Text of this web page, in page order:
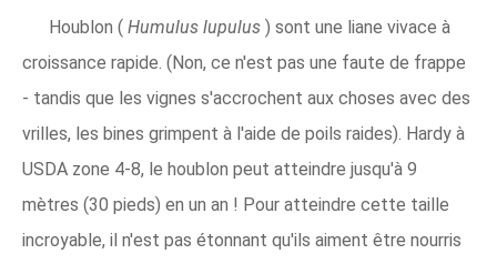
Houblon ( Humulus lupulus ) sont une liane vivace à
croissance rapide. (Non, ce n'est pas une faute de frappe
- tandis que les vignes s'accrochent aux choses avec des
vrilles, les bines grimpent à l'aide de poils raides). Hardy à
USDA zone 4-8, le houblon peut atteindre jusqu'à 9
mètres (30 pieds) en un an ! Pour atteindre cette taille
incroyable, il n'est pas étonnant qu'ils aiment être nourris